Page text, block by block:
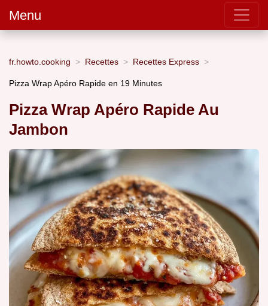
Menu
fr.howto.cooking Recettes Recettes Express
Pizza Wrap Apéro Rapide en 19 Minutes
Pizza Wrap Apéro Rapide Au
Jambon